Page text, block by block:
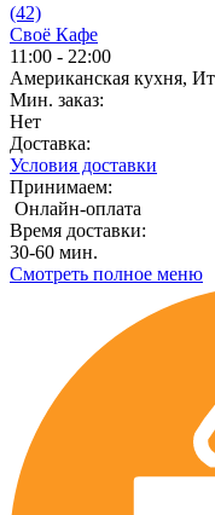
(42)
Своё Кафе
11:00 - 22:00
Американская кухня,
Мин. заказ:
Нет
Доставка:
Условия доставки
Принимаем:
Онлайн-оплата
Время доставки:
30-60 мин.
Смотреть полное меню